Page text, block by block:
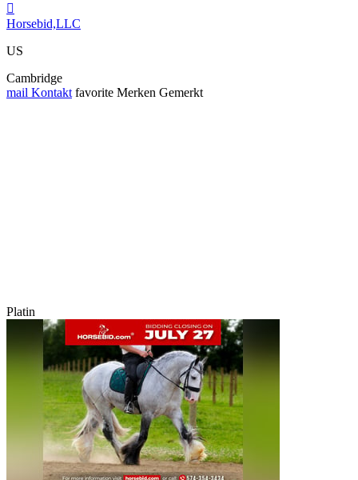

Horsebid,LLC
US
Cambridge
mail Kontakt favorite Merken Gemerkt
Platin